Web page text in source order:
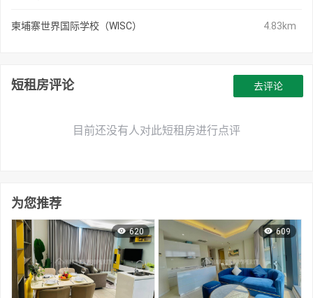
柬埔寨世界国际学校（WISC） 4.83km
短租房评论
目前还没有人对此短租房进行点评
去评论
为您推荐
620 609